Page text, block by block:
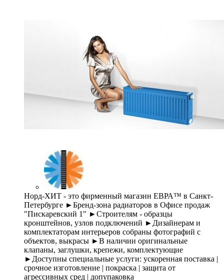
Норд-ХИТ - это фирменный магазин ЕВРА™ в Санкт-
Петербурге ►Бренд-зона радиаторов в Офисе продаж
"Пискаревский 1" ►Строителям - образцы
кронштейнов, узлов подключений ►Дизайнерам и
комплектаторам интерьеров собраны фотографий с
объектов, выкрасы ►В наличии оригинальные
клапаны, заглушки, крепежи, комплектующие
►Доступны специальные услуги: ускоренная поставка |
срочное изготовление | покраска | защита от
агрессивных сред | допупаковка